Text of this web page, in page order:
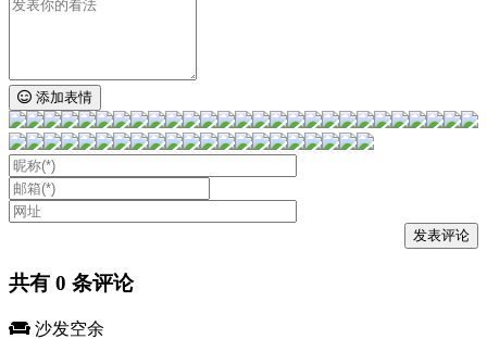
添加表情
共有 0 条评论
沙发空余